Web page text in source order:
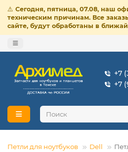
⚠️ Сегодня, пятница, 07.08, наш
техническим причинам. Все
сайте, будут обработаны в
+7
+7
Петли для ноутбуков Dell